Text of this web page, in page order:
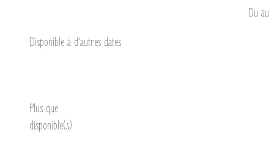
Du au
Disponible à d’autres dates
Plus que
disponible(s)